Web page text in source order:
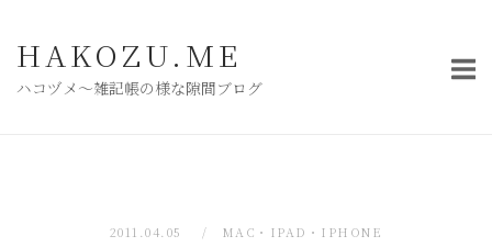
HAKOZU.ME
ハコヅメ〜雑記帳の様な隙間ブログ
2011.04.05 MAC・IPAD・IPHONE